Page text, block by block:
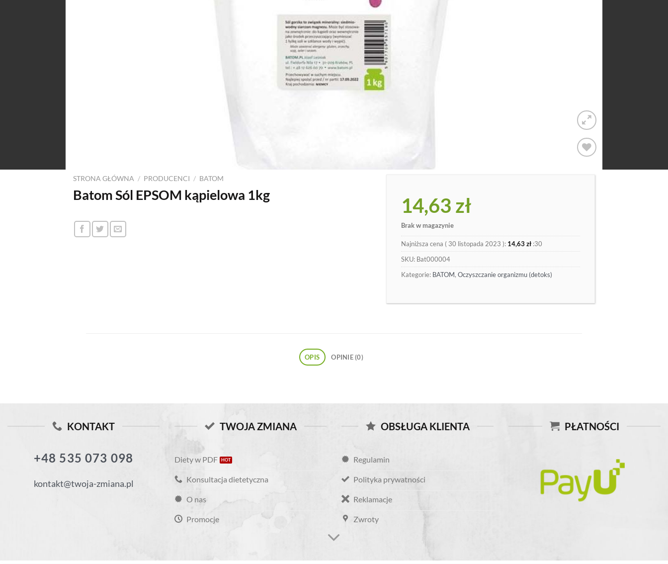
STRONA GŁÓWNA / PRODUCENCI / BATOM
Batom Sól EPSOM kąpielowa 1kg 14,63 zł
Brak w magazynie
Najniższa cena ( 30 listopada 2023 ): 14,63 zł :30
SKU: Bat000004
Kategorie: BATOM, Oczyszczanie organizmu (detoks)
OPIS OPINIE (0)
KONTAKT
+48 535 073 098
kontakt@twoja-zmiana.pl
TWOJA ZMIANA
Diety w PDF
Konsultacja dietetyczna
O nas
Promocje
OBSŁUGA KLIENTA
Regulamin
Polityka prywatności
Reklamacje
Zwroty
PŁATNOŚCI